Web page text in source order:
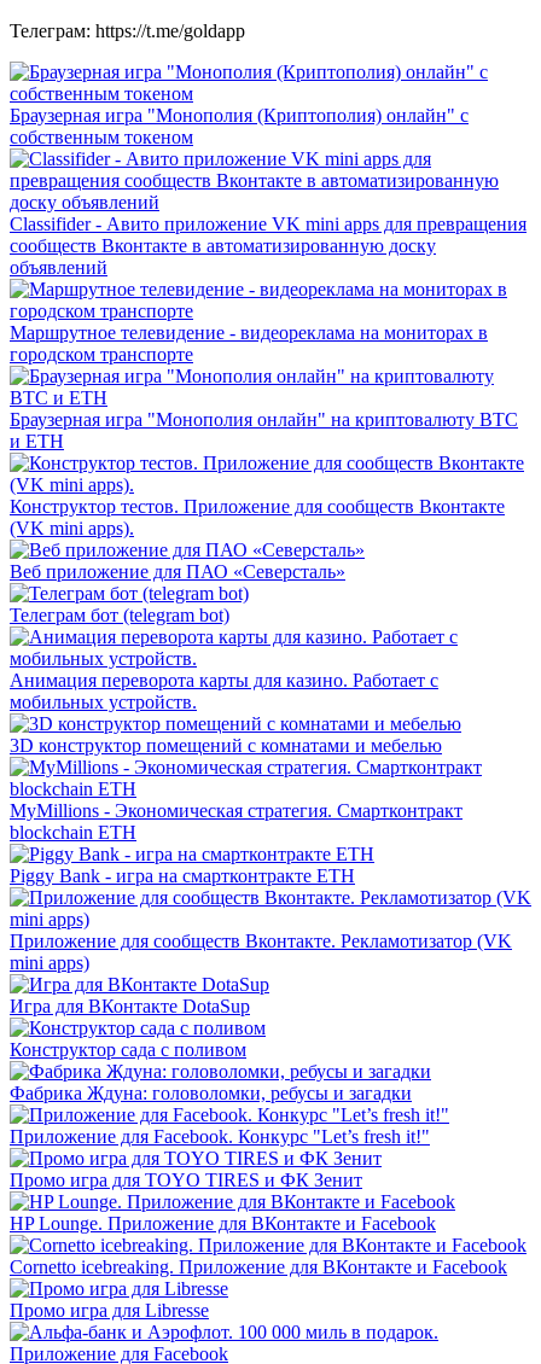
Телеграм: https://t.me/goldapp
Браузерная игра "Монополия (Криптополия) онлайн" с
собственным токеном
Classifider - Авито приложение VK mini apps для превращения
сообществ Вконтакте в автоматизированную доску
объявлений
Маршрутное телевидение - видеореклама на мониторах в
городском транспорте
Браузерная игра "Монополия онлайн" на криптовалюту BTC
и ETH
Конструктор тестов. Приложение для сообществ Вконтакте
(VK mini apps).
Веб приложение для ПАО «Северсталь»
Телеграм бот (telegram bot)
Анимация переворота карты для казино. Работает с
мобильных устройств.
3D конструктор помещений с комнатами и мебелью
MyMillions - Экономическая стратегия. Смартконтракт
blockchain ETH
Piggy Bank - игра на смартконтракте ETH
Приложение для сообществ Вконтакте. Рекламотизатор (VK
mini apps)
Игра для ВКонтакте DotaSup
Конструктор сада с поливом
Фабрика Ждуна: головоломки, ребусы и загадки
Приложение для Facebook. Конкурс "Let’s fresh it!"
Промо игра для TOYO TIRES и ФК Зенит
HP Lounge. Приложение для ВКонтакте и Facebook
Cornetto icebreaking. Приложение для ВКонтакте и Facebook
Промо игра для Libresse